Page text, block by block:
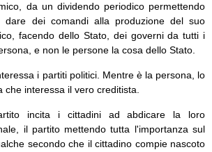
da un dividendo periodico permettendo
dare dei comandi alla produzione del suo
facendo dello Stato, dei governi da tutti i
e non le persone la cosa dello Stato.
i partiti politici. Mentre è la persona, lo
che interessa il vero creditista.
incita i cittadini ad abdicare la loro
il partito mettendo tutta l'importanza sul
secondo che il cittadino compie nascoto